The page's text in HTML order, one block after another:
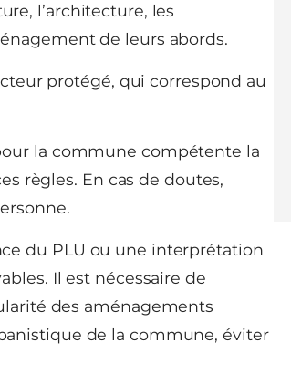
l’architecture, les
de leurs abords.
protégé, qui correspond au
la commune compétente la
règles. En cas de doutes,
du PLU ou une interprétation
Il est nécessaire de
des aménagements
de la commune, éviter